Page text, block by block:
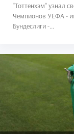
"Тоттенхэм" узнал
Чемпионов УЕФА -
Бундеслиги -...